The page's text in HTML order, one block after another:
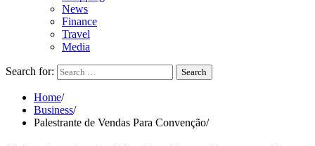
News
Finance
Travel
Media
Search for:
Home
Business
Palestrante de Vendas Para Convenção